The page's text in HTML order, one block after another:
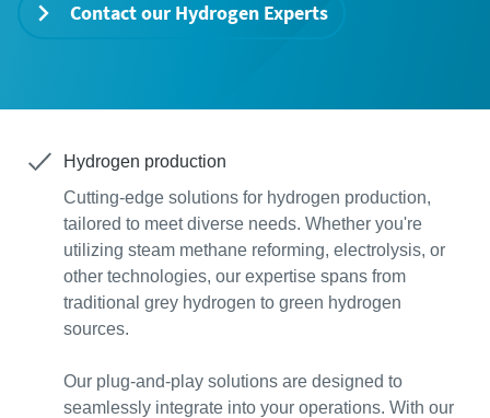
Contact our Hydrogen Experts
Hydrogen production
Cutting-edge solutions for hydrogen production,
tailored to meet diverse needs. Whether you're
utilizing steam methane reforming, electrolysis, or
other technologies, our expertise spans from
traditional grey hydrogen to green hydrogen
sources.
Our plug-and-play solutions are designed to
seamlessly integrate into your operations. With our
μέσω των πληροφοριών που έχει
την πολιτική απορρήτου
Επικοινωνήστε με τον ειδικό μας
για το υδρογόνο
Anti-Robot Επαλήθευση
FriendlyCaptcha ⇗
μέσω των πληροφοριών που έχει
την πολιτική απορρήτου
Επικοινωνήστε με τον ειδικό μας
για το υδρογόνο
Anti-Robot Επαλήθευση
FriendlyCaptcha ⇗